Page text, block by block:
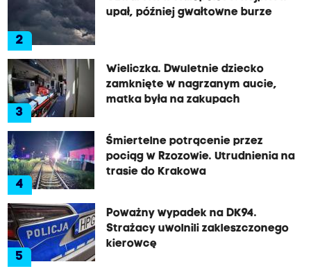
2
upał, później gwałtowne burze
3
Wieliczka. Dwuletnie dziecko
zamknięte w nagrzanym aucie,
matka była na zakupach
4
Śmiertelne potrącenie przez
pociąg w Rzozowie. Utrudnienia na
trasie do Krakowa
5
Poważny wypadek na DK94.
Strażacy uwolnili zakleszczonego
kierowcę